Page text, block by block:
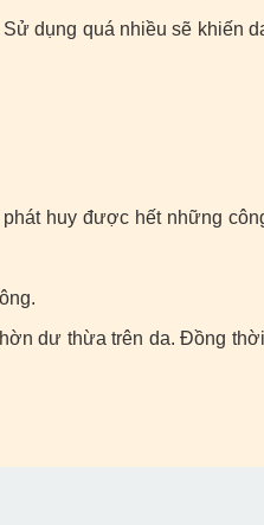
dụng quá nhiều sẽ khiến
huy được hết những
dư thừa trên da. Đồng